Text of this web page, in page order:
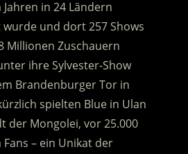
in 24 Ländern
und dort 257 Shows
Millionen Zuschauern
ihre Sylvester-Show
Brandenburger Tor in
spielten Blue in Ulan
der Mongolei, vor 25.000
– ein Unikat der